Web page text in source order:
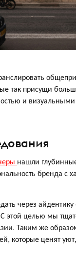
так присущи
и
нашли
бренда с
через
этой целью мы
Таким же
которые ценят